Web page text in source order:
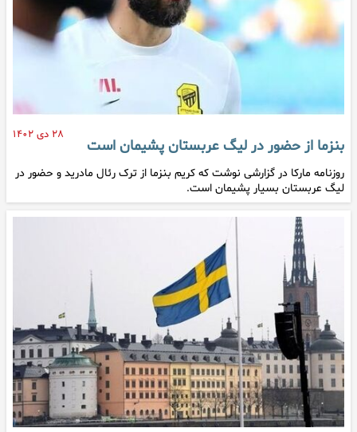
۲۸ دی ۱۴۰۲
بنزما از حضور در لیگ عربستان پشیمان است
روزنامه مارکا در گزارشی نوشت که کریم بنزما از ترک رئال مادرید و حضور در
لیگ عربستان بسیار پشیمان است.